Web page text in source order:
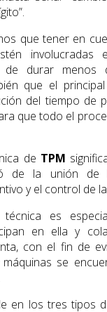
que tener en
de durar menos
que el
del tiempo de
que todo el
de TPM
de la unión de
y el control de
es
en ella y
con el fin de
se
en los tres tipos